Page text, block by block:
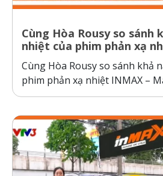
Cùng Hòa Rousy so sánh
nhiệt của phim phản xạ
Cùng Hòa Rousy so sánh khả
phim phản xạ nhiệt INMAX –
kiểm tra so sánh trực diện đầy
thường hoạt động theo cơ
kính,...